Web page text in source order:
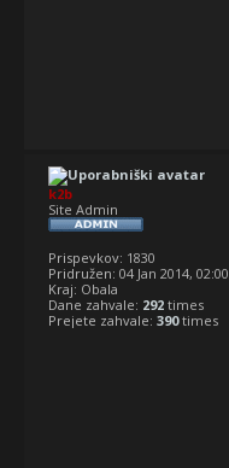
k2b
Site Admin
Prispevkov: 1830
Pridružen: 04 Jan 2014, 02:00
Kraj: Obala
Dane zahvale: 292 times
Prejete zahvale: 390times